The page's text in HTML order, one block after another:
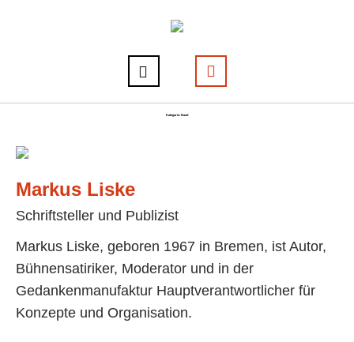
Kategorie: Band
Markus Liske
Schriftsteller und Publizist
Markus Liske, geboren 1967 in Bremen, ist Autor,
Bühnensatiriker, Moderator und in der
Gedankenmanufaktur Hauptverantwortlicher für
Konzepte und Organisation.